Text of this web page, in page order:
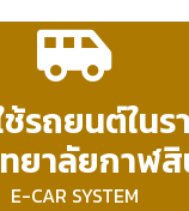
รถยนต์ในร
ยาลัยกาฬ
E-CAR SYSTEM